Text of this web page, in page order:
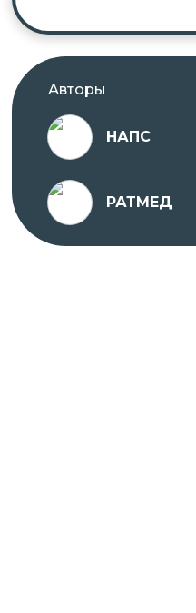
Авторы
НАПС
РАТМЕД